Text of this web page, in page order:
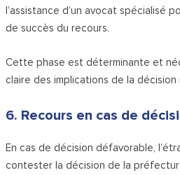
l’assistance d’un avocat spécialisé
de succès du recours.
Cette phase est déterminante et
claire des implications de la
6. Recours en cas de
En cas de décision défavorable,
contester la décision de la